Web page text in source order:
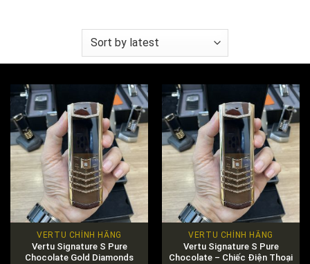
VERTU CHÍNH HÃNG
Vertu Signature S Pure
Chocolate Gold Diamonds
VERTU CHÍNH HÃNG
Vertu Signature S Pure
Chocolate – Chiếc Điện Thoại